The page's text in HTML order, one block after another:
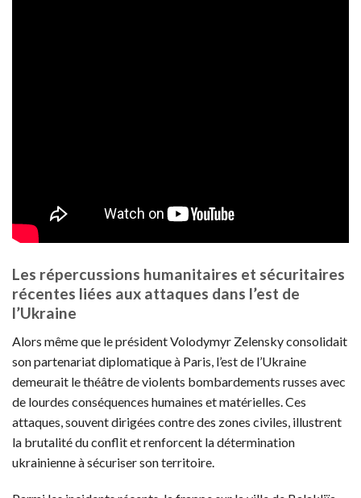
Les répercussions humanitaires et sécuritaires
récentes liées aux attaques dans l’est de
l’Ukraine
Alors même que le président Volodymyr Zelensky consolidait
son partenariat diplomatique à Paris, l’est de l’Ukraine
demeurait le théâtre de violents bombardements russes avec
de lourdes conséquences humaines et matérielles. Ces
attaques, souvent dirigées contre des zones civiles, illustrent
la brutalité du conflit et renforcent la détermination
ukrainienne à sécuriser son territoire.